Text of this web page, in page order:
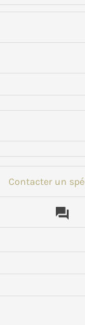
Contacter un